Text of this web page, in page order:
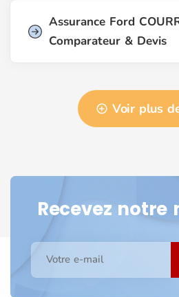
Assurance Ford
Comparateur & Devis
Voir plus
Recevez notre
Votre e-mail